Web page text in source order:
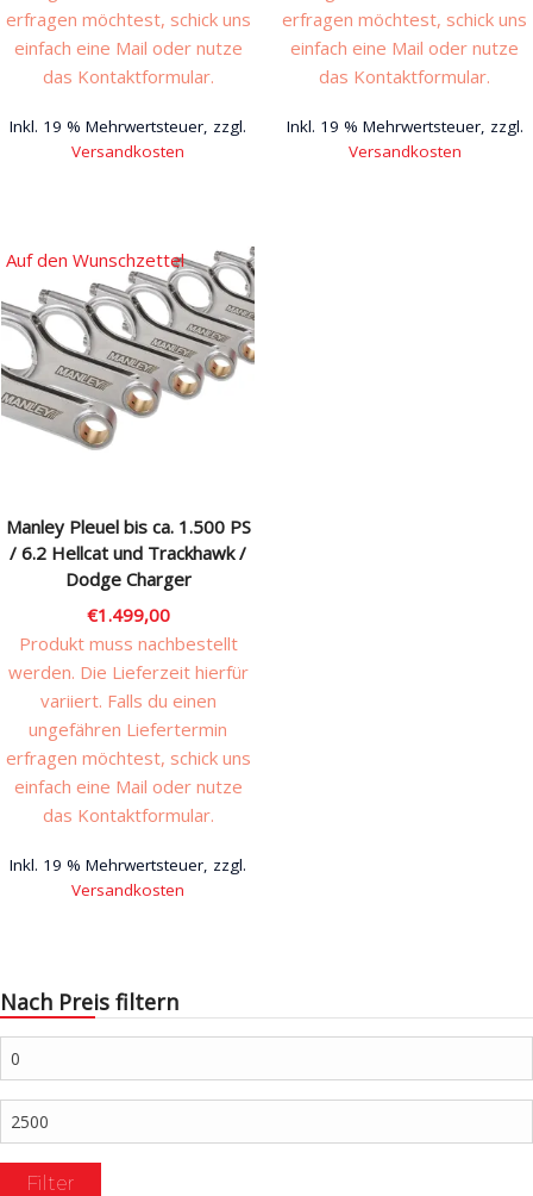
erfragen möchtest, schick uns
einfach eine Mail oder nutze
das Kontaktformular.
Inkl. 19 % Mehrwertsteuer, zzgl.
Versandkosten
mehrere
Varianten
auf.
Die
Optionen
können
gewählt
werden
erfragen möchtest, schick uns
einfach eine Mail oder nutze
das Kontaktformular.
Inkl. 19 % Mehrwertsteuer, zzgl.
Versandkosten
Manley Pleuel bis ca. 1.500 PS
/ 6.2 Hellcat und Trackhawk /
Dodge Charger
€1.499,00
Produkt muss nachbestellt
werden. Die Lieferzeit hierfür
variiert. Falls du einen
ungefähren Liefertermin
erfragen möchtest, schick uns
einfach eine Mail oder nutze
das Kontaktformular.
Inkl. 19 % Mehrwertsteuer, zzgl.
Versandkosten
Auf den Wunschzettel
Nach Preis filtern
Min.
Preis
Max.
Preis
Filter